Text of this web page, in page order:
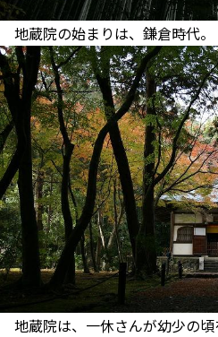
地蔵院の始まりは、鎌倉時代。
地蔵院は、一休さんが幼少の頃